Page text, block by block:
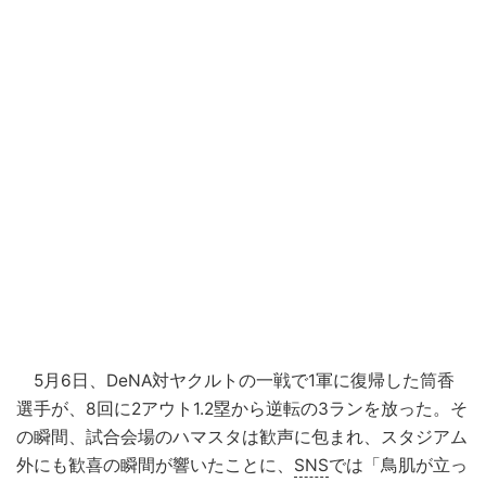
5月6日、DeNA対ヤクルトの一戦で1軍に復帰した筒香
選手が、8回に2アウト1.2塁から逆転の3ランを放った。そ
の瞬間、試合会場のハマスタは歓声に包まれ、スタジアム
外にも歓喜の瞬間が響いたことに、 SNSでは「鳥肌が立っ